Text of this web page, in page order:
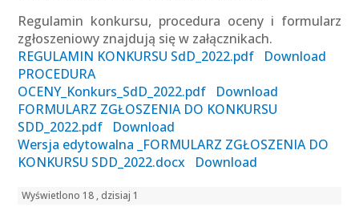
Regulamin konkursu, procedura oceny i formularz
zgłoszeniowy znajdują się w załącznikach.
REGULAMIN KONKURSU SdD_2022.pdf
Download
PROCEDURA
OCENY_Konkurs_SdD_2022.pdf
Download
FORMULARZ ZGŁOSZENIA DO KONKURSU
SDD_2022.pdf
Download
Wersja edytowalna _FORMULARZ ZGŁOSZENIA DO
KONKURSU SDD_2022.docx
Download
Wyświetlono 18 , dzisiaj 1